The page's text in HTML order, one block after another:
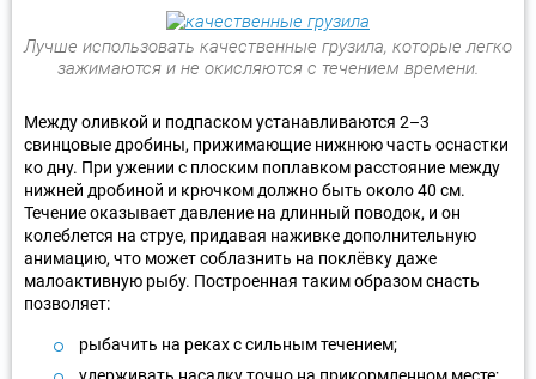
Лучше использовать качественные грузила, которые легко
зажимаются и не окисляются с течением времени.
Между оливкой и подпаском устанавливаются 2–3
свинцовые дробины, прижимающие нижнюю часть оснастки
ко дну. При ужении с плоским поплавком расстояние между
нижней дробиной и крючком должно быть около 40 см.
Течение оказывает давление на длинный поводок, и он
колеблется на струе, придавая наживке дополнительную
анимацию, что может соблазнить на поклёвку даже
малоактивную рыбу. Построенная таким образом снасть
позволяет:
рыбачить на реках c сильным течением;
удерживать насадку точно на прикормленном месте;